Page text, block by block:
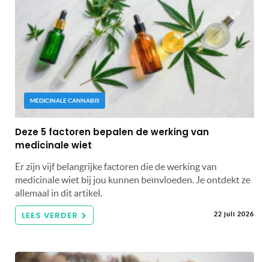
MEDICINALE CANNABIS
Deze 5 factoren bepalen de werking van
medicinale wiet
Er zijn vijf belangrijke factoren die de werking van
medicinale wiet bij jou kunnen beïnvloeden. Je ontdekt ze
allemaal in dit artikel.
LEES VERDER 22 juli 2026